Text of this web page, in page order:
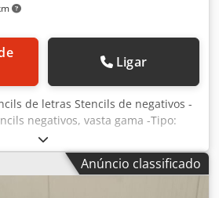
Ligar
de letras Stencils de negativos -
negativos, vasta gama -Tipo:
letras grandes, números, símbolos
da caixa: 465/330/H65
Anúncio classificado